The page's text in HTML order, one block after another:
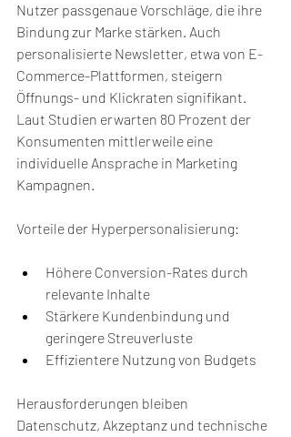
Nutzer passgenaue Vorschläge, die ihre
Bindung zur Marke stärken. Auch
personalisierte Newsletter, etwa von E-
Commerce-Plattformen, steigern
Öffnungs- und Klickraten signifikant.
Laut Studien erwarten 80 Prozent der
Konsumenten mittlerweile eine
individuelle Ansprache in Marketing
Kampagnen.
Vorteile der Hyperpersonalisierung:
Höhere Conversion-Rates durch
relevante Inhalte
Stärkere Kundenbindung und
geringere Streuverluste
Effizientere Nutzung von Budgets
Herausforderungen bleiben
Datenschutz, Akzeptanz und technische